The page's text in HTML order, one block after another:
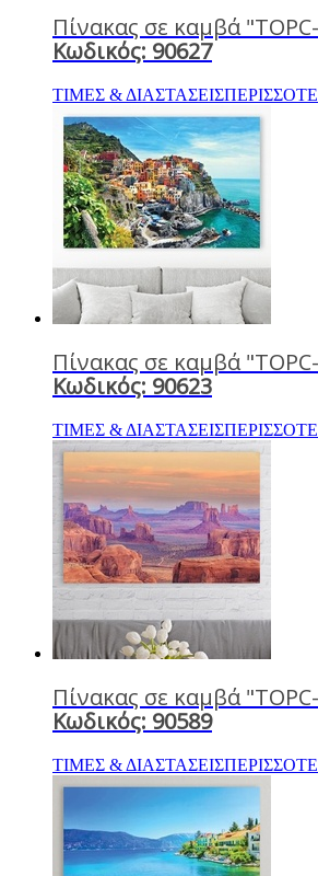
Πίνακας σε καμβά
Κωδικός: 90627
ΤΙΜΕΣ & ΔΙΑΣΤΑΣΕΙΣ
Πίνακας σε καμβά
Κωδικός: 90623
ΤΙΜΕΣ & ΔΙΑΣΤΑΣΕΙΣ
Πίνακας σε καμβά
Κωδικός: 90589
ΤΙΜΕΣ & ΔΙΑΣΤΑΣΕΙΣ